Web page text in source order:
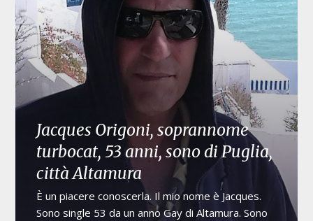
Jacques Origoni, soprannome
turbocat, 53 anni, sono di Puglia,
città Altamura
È un piacere conoscerla. Il mio nome è Jacques.
Sono single 53 da un anno Gay di Altamura. Sono